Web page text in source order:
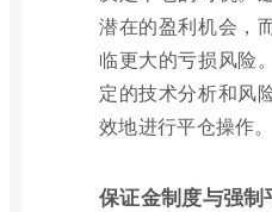
潜在的盈利机会，
临更大的亏损风险
定的技术分析和风
效地进行平仓操作。
保证金制度与强制